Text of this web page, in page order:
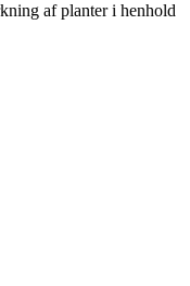
af planter i henhold